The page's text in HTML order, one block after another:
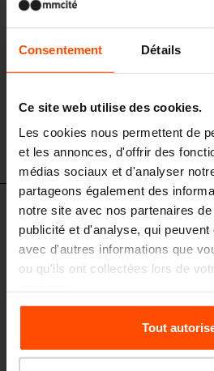
Consentement Détails
Ce site web utilise des cookies.
Les cookies nous permettent de
et les annonces, d'offrir des
médias sociaux et d'analyser
partageons également des
notre site avec nos partenaires
publicité et d'analyse, qui
avec d'autres informations que
ou qu'ils ont collectées lors de
Pour plus d'informations, veuillez
sitePrinciples Relating to the
Tout
Ensemble de